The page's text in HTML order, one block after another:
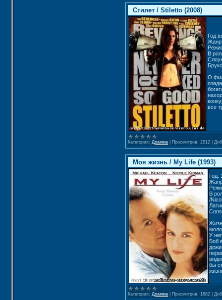
Стилет / Stiletto (2008)
Год
В
О
все
Категория: Драмма Просмотров: 2512
Моя жизнь / My Life (1993)
Год:
В
/
У
Боб
бы
Категория: Драмма Просмотров: 1882